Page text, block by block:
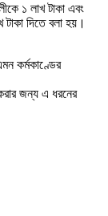
১ লাখ টাকা এবং
টাকা দিতে বলা হয়।
কর্মকাণ্ডের
জন্য এ ধরনের